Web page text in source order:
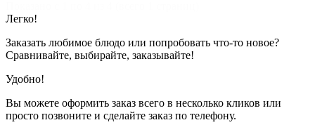
Легко!
Заказать любимое блюдо или попробовать что-то новое?
Сравнивайте, выбирайте, заказывайте!
Удобно!
Вы можете оформить заказ всего в несколько кликов или
просто позвоните и сделайте заказ по телефону.